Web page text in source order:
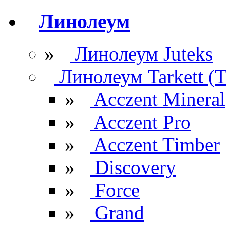
Линолеум
»
Линолеум Juteks
Линолеум Tarkett
»
Acczent Mineral
»
Acczent Pro
»
Acczent Timber
»
Discovery
»
Force
»
Grand